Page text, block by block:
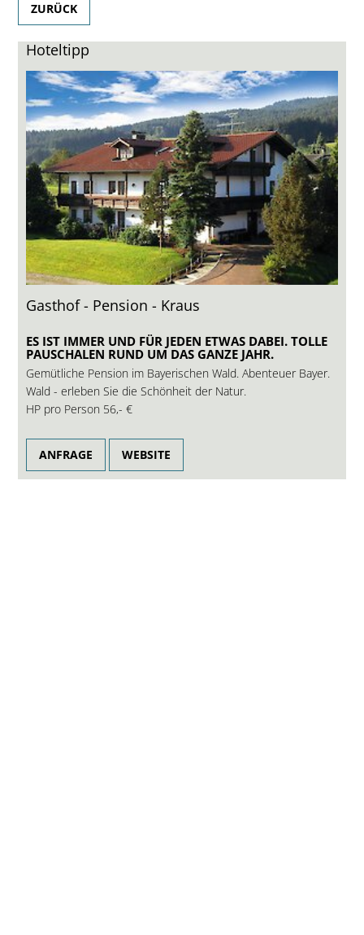
ZURÜCK
Hoteltipp
Gasthof - Pension - Kraus
ES IST IMMER UND FÜR JEDEN ETWAS DABEI. TOLLE
PAUSCHALEN RUND UM DAS GANZE JAHR.
Gemütliche Pension im Bayerischen Wald. Abenteuer Bayer.
Wald - erleben Sie die Schönheit der Natur.
HP pro Person 56,- €
ANFRAGE WEBSITE